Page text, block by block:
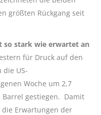
größten Rückgang seit
so stark wie erwartet an
für Druck auf den
die US-
Woche um 2,7
gestiegen. Damit
Erwartungen der